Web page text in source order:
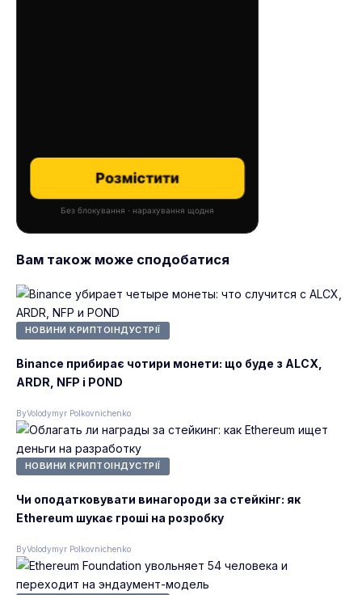
Розмістити
Без блокування · нарахування щодня
Вам також може сподобатися
НОВИНИ КРИПТОІНДУСТРІЇ
Binance прибирає чотири монети: що буде з ALCX,
ARDR, NFP і POND
ByVolodymyr Polkovnichenko
НОВИНИ КРИПТОІНДУСТРІЇ
Чи оподатковувати винагороди за стейкінг: як
Ethereum шукає гроші на розробку
ByVolodymyr Polkovnichenko